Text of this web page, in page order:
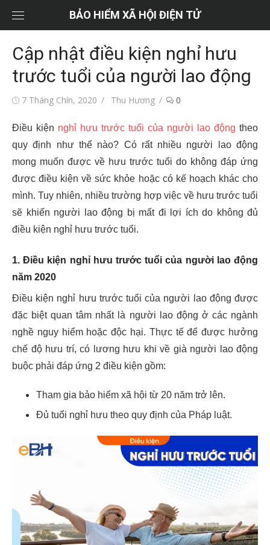
dung
BẢO HIỂM XÃ HỘI ĐIỆN TỬ
Cập nhật điều kiện nghỉ hưu
trước tuổi của người lao động
Đăng7 Tháng Chín, 2020
Tác
Thu Hương 0
Điều kiện nghỉ hưu trước tuổi của người lao động theo
quy định như thế nào? Có rất nhiều người lao động
mong muốn được về hưu trước tuổi do không đáp ứng
được điều kiện về sức khỏe hoặc có kế hoạch khác cho
mình. Tuy nhiên, nhiều trường hợp việc về hưu trước tuổi
sẽ khiến người lao động bị mất đi lợi ích do không đủ
điều kiện nghỉ hưu trước tuổi.
1. Điều kiện nghỉ hưu trước tuổi của người lao động
năm 2020
Điều kiện nghỉ hưu trước tuổi của người lao động được
đặc biệt quan tâm nhất là người lao động ở các ngành
nghề nguy hiểm hoặc độc hại. Thực tế để được hưởng
chế độ hưu trí, có lương hưu khi về già người lao động
buộc phải đáp ứng 2 điều kiện gồm:
Tham gia bảo hiểm xã hội từ 20 năm trở lên.
Đủ tuổi nghỉ hưu theo quy định của Pháp luật.